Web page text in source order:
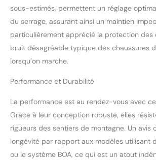
pour la
des orteils et
offre une
l'abrasion et
du pied, les
un
une sensation
naturelle sur le
une fiabilité
sous-estimés, permettent un réglage
du serrage, assurant ainsi un maintien
particulièrement apprécié la protection des
bruit désagréable typique des chaussures
lorsqu’on marche.
Performance et Durabilité
La performance est au rendez-vous avec
Grâce à leur conception robuste, elles
rigueurs des sentiers de montagne. Un avis
longévité par rapport aux modèles utilisant
ou le système BOA, ce qui est un atout